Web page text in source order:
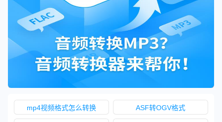
mp4视频格式怎么转换 ASF转OGV格式